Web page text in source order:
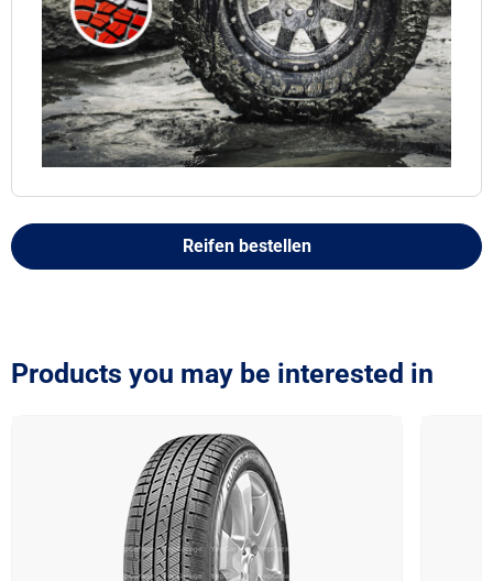
Reifen bestellen
Products you may be interested in